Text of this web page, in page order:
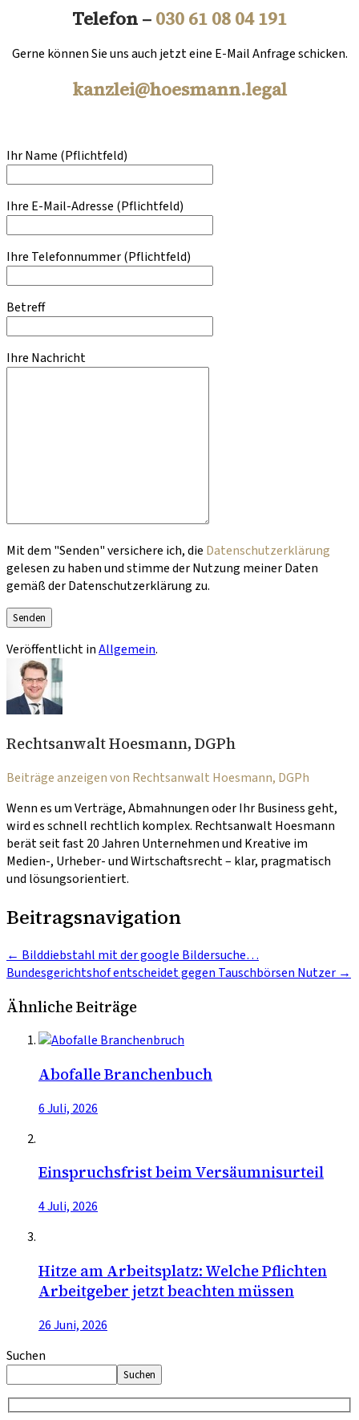
Telefon – 030 61 08 04 191
Gerne können Sie uns auch jetzt eine E-Mail Anfrage schicken.
kanzlei@hoesmann.legal
Ihr Name (Pflichtfeld)
Ihre E-Mail-Adresse (Pflichtfeld)
Ihre Telefonnummer (Pflichtfeld)
Betreff
Ihre Nachricht
Bitte lasse dieses Feld leer.
Mit dem "Senden" versichere ich, die Datenschutzerklärung
gelesen zu haben und stimme der Nutzung meiner Daten
gemäß der Datenschutzerklärung zu.
Veröffentlicht inAllgemein.
Rechtsanwalt Hoesmann, DGPh
Beiträge anzeigen von Rechtsanwalt Hoesmann, DGPh
Wenn es um Verträge, Abmahnungen oder Ihr Business geht,
wird es schnell rechtlich komplex. Rechtsanwalt Hoesmann
berät seit fast 20 Jahren Unternehmen und Kreative im
Medien-, Urheber- und Wirtschaftsrecht – klar, pragmatisch
und lösungsorientiert.
Beitragsnavigation
← Bilddiebstahl mit der google Bildersuche…
Bundesgerichtshof entscheidet gegen Tauschbörsen Nutzer →
Ähnliche Beiträge
Abofalle Branchenbuch
6 Juli, 2026
Einspruchsfrist beim Versäumnisurteil
4 Juli, 2026
Hitze am Arbeitsplatz: Welche Pflichten
Arbeitgeber jetzt beachten müssen
26 Juni, 2026
Suchen
Suchen